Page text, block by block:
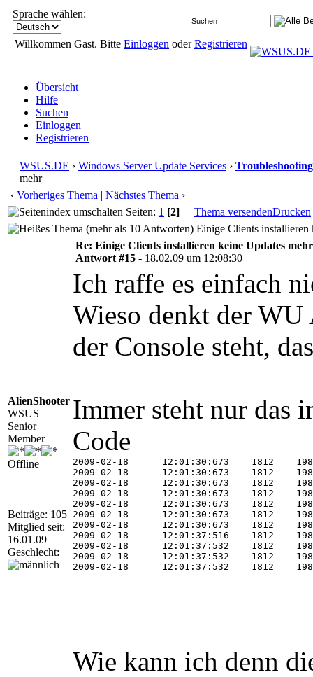
Sprache wählen:
Willkommen Gast. Bitte Einloggen oderRegistrieren
Übersicht
Hilfe
Suchen
Einloggen
Registrieren
WSUS.DE › Windows Server Update Services › Troubleshooting
mehr
‹ Vorheriges Thema | Nächstes Thema ›
Seiten: 1 [2] Thema versendenDrucken
Einige Clients installieren
AlienShooter
WSUS
Senior
Member
Offline
Beiträge: 105
Mitglied seit:
16.01.09
Geschlecht:
Re: Einige Clients installieren keine Updates mehr
Antwort #15 - 18.02.09 um 12:08:30
Ich raffe es einfach
Wieso denkt der WU
der Console steht,
Immer steht nur das
Code
2009-02-18	12:01:30:673	1812	198	Agent	*************
2009-02-18	12:01:30:673	1812	198	Agent	** START **  Agent: Finding updates [CallerId = ]
2009-02-18	12:01:30:673	1812	198	Agent	*********
2009-02-18	12:01:30:673	1812	198	Agent	  * Online = No; Ignore download priority = No
2009-02-18	12:01:30:673	1812	198	Agent	  * Criteria = "IsHidden=1"
2009-02-18	12:01:30:673	1812	198	Agent	  * ServiceID = {00000000-0000-0000-0000-000000000000}
2009-02-18	12:01:30:673	1812	198	Agent	  * Search Scope = {Machine}
2009-02-18	12:01:37:516	1812	198	Agent	  * Found 0 updates and 46 categories in search; evaluated appl. rules of 105 out of 1402 deployed entities
2009-02-18	12:01:37:532	1812	198	Agent	*********
2009-02-18	12:01:37:532	1812	198	Agent	**  END  **  Agent: Finding updates [CallerId = ]
2009-02-18	12:01:37:532	1812	198	Agent	*************
Wie kann ich denn